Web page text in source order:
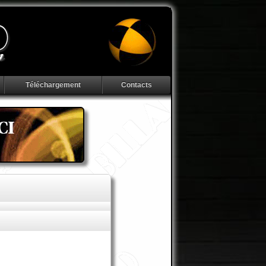
Téléchargement Contacts